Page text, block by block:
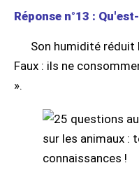
Réponse n°13 :
Son humidité réduit
Faux : ils ne
».